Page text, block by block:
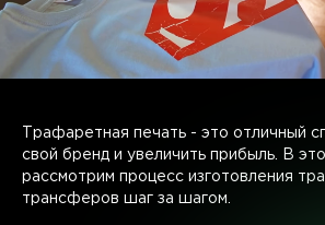
Трафаретная печать - это отличный
свой бренд и увеличить прибыль. В
рассмотрим процесс изготовления
трансферов шаг за шагом.